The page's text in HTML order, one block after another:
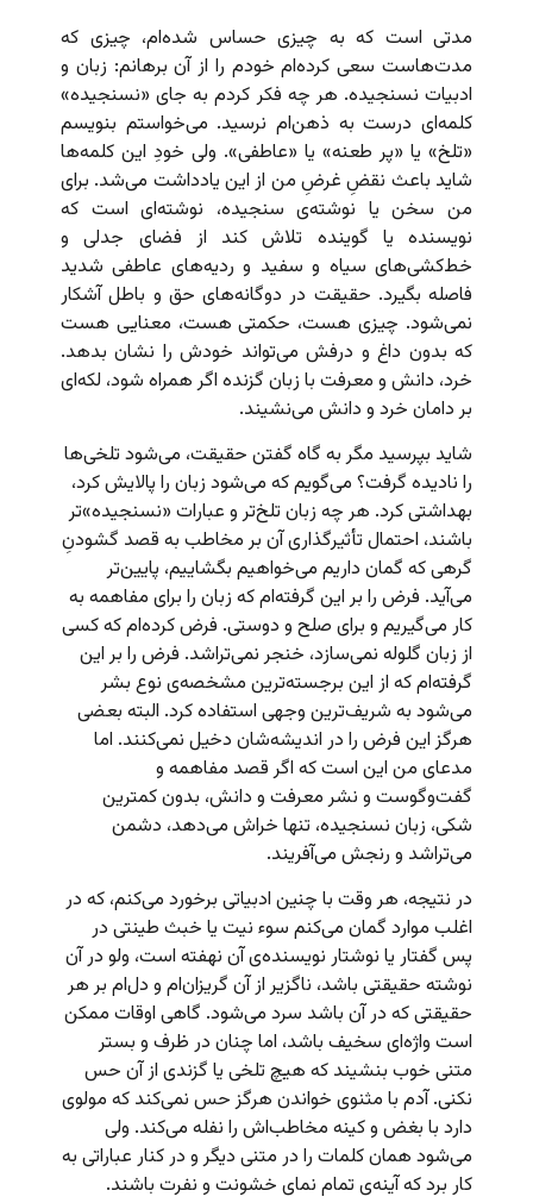
مدتی است که به چیزی حساس شده‌ام، چیزی که
مدت‌هاست سعی کرده‌ام خودم را از آن برهانم: زبان و
ادبیات نسنجیده. هر چه فکر کردم به جای «نسنجیده»
کلمه‌ای درست به ذهن‌ام نرسید. می‌خواستم بنویسم
«تلخ» یا «پر طعنه» یا «عاطفی». ولی خودِ این کلمه‌ها
شاید باعث نقضِ غرضِ من از این یادداشت می‌شد. برای
من سخن یا نوشته‌ی سنجیده، نوشته‌ای است که
نویسنده یا گوینده تلاش کند از فضای جدلی و
خط‌کشی‌های سیاه و سفید و ردیه‌های عاطفی شدید
فاصله بگیرد. حقیقت در دوگانه‌های حق و باطل آشکار
نمی‌شود. چیزی هست، حکمتی هست، معنایی هست
که بدون داغ و درفش می‌تواند خودش را نشان بدهد.
خرد، دانش و معرفت با زبان گزنده اگر همراه شود، لکه‌ای
بر دامان خرد و دانش می‌نشیند.
شاید بپرسید مگر به گاه گفتن حقیقت، می‌شود تلخی‌ها
را نادیده گرفت؟ می‌گویم که می‌شود زبان را پالایش کرد،
بهداشتی کرد. هر چه زبان تلخ‌تر و عبارات «نسنجیده‌»تر
باشند، احتمال تأثیرگذاری آن بر مخاطب به قصد گشودنِ
گرهی که گمان داریم می‌خواهیم بگشاییم، پایین‌تر
می‌آید. فرض را بر این گرفته‌ام که زبان را برای مفاهمه به
کار می‌گیریم و برای صلح و دوستی. فرض کرده‌ام که کسی
از زبان گلوله نمی‌سازد، خنجر نمی‌تراشد. فرض را بر این
گرفته‌ام که از این برجسته‌ترین مشخصه‌ی نوع بشر
می‌شود به شریف‌ترین وجهی استفاده کرد. البته بعضی
هرگز این فرض را در اندیشه‌شان دخیل نمی‌کنند. اما
مدعای من این است که اگر قصد مفاهمه و
گفت‌وگوست و نشر معرفت و دانش، بدون کمترین
شکی، زبان نسنجیده، تنها خراش می‌دهد، دشمن
می‌تراشد و رنجش می‌آفریند.
در نتیجه، هر وقت با چنین ادبیاتی برخورد می‌کنم، که در
اغلب موارد گمان می‌کنم سوء نیت یا خبث طینتی در
پس گفتار یا نوشتار نویسنده‌ی آن نهفته است، ولو در آن
نوشته حقیقتی باشد، ناگزیر از آن گریزان‌ام و دل‌ام بر هر
حقیقتی که در آن باشد سرد می‌شود. گاهی اوقات ممکن
است واژه‌ای سخیف باشد، اما چنان در ظرف و بستر
متنی خوب بنشیند که هیچ تلخی یا گزندی از آن حس
نکنی. آدم با مثنوی خواندن هرگز حس نمی‌کند که مولوی
دارد با بغض و کینه مخاطب‌اش را نفله می‌کند. ولی
می‌شود همان کلمات را در متنی دیگر و در کنار عباراتی به
کار برد که آینه‌ی تمام نمای خشونت و نفرت باشند.